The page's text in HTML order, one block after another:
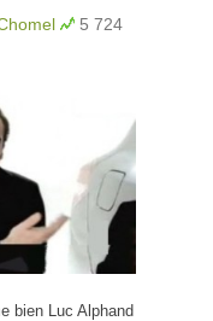
5 724
bien Luc Alphand